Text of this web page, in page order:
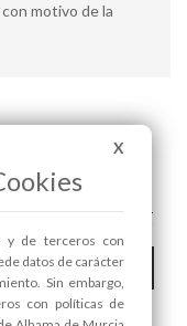
motivo de la
A+ A-
Toggle
X
y de terceros con
datos de carácter
Sin embargo,
con políticas de